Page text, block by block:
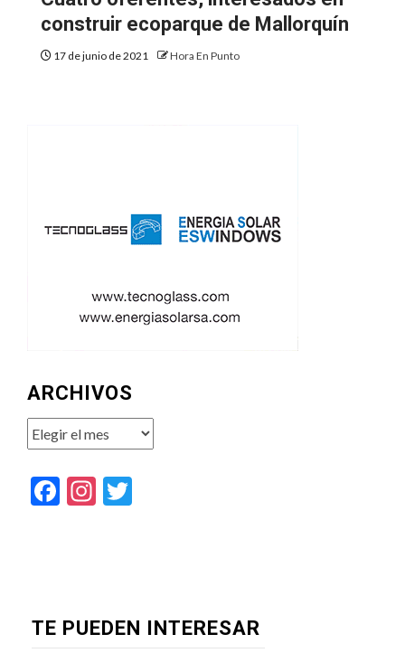
construir ecoparque de Mallorquín
17 de junio de 2021 Hora En Punto
ARCHIVOS
Archivos
Facebook
Instagram
TE PUEDEN INTERESAR